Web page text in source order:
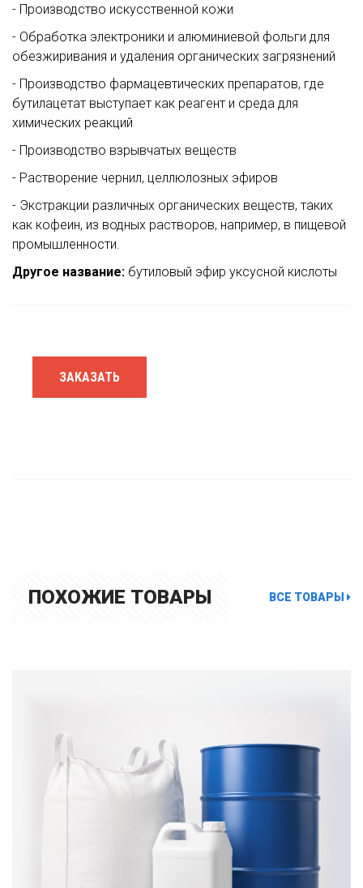
- Производство искусственной кожи
- Обработка электроники и алюминиевой фольги для
обезжиривания и удаления органических загрязнений
- Производство фармацевтических препаратов, где
бутилацетат выступает как реагент и среда для
химических реакций
- Производство взрывчатых веществ
- Растворение чернил, целлюлозных эфиров
- Экстракции различных органических веществ, таких
как кофеин, из водных растворов, например, в пищевой
промышленности.
Другое название: бутиловый эфир уксусной кислоты
ЗАКАЗАТЬ
ПОХОЖИЕ ТОВАРЫ ВСЕ ТОВАРЫ